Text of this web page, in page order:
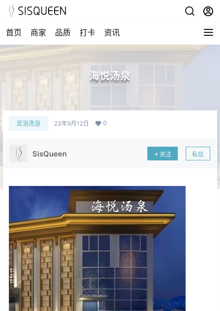
首页 商家 品质 打卡 资讯
海悦汤泉
足浴洗浴 23年9月12日 0
SisQueen 关注 私信